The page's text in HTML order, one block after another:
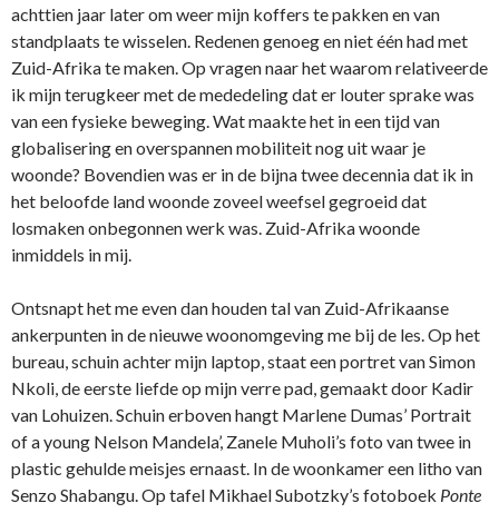
achttien jaar later om weer mijn koffers te pakken en van
standplaats te wisselen. Redenen genoeg en niet één had met
Zuid-Afrika te maken. Op vragen naar het waarom relativeerde
ik mijn terugkeer met de mededeling dat er louter sprake was
van een fysieke beweging. Wat maakte het in een tijd van
globalisering en overspannen mobiliteit nog uit waar je
woonde? Bovendien was er in de bijna twee decennia dat ik in
het beloofde land woonde zoveel weefsel gegroeid dat
losmaken onbegonnen werk was. Zuid-Afrika woonde
inmiddels in mij.
Ontsnapt het me even dan houden tal van Zuid-Afrikaanse
ankerpunten in de nieuwe woonomgeving me bij de les. Op het
bureau, schuin achter mijn laptop, staat een portret van Simon
Nkoli, de eerste liefde op mijn verre pad, gemaakt door Kadir
van Lohuizen. Schuin erboven hangt Marlene Dumas’ Portrait
of a young Nelson Mandela’, Zanele Muholi’s foto van twee in
plastic gehulde meisjes ernaast. In de woonkamer een litho van
Senzo Shabangu. Op tafel Mikhael Subotzky’s fotoboek Ponte